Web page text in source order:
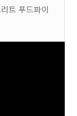
트 푸드파이